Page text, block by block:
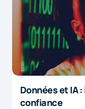
Données et IA
confiance